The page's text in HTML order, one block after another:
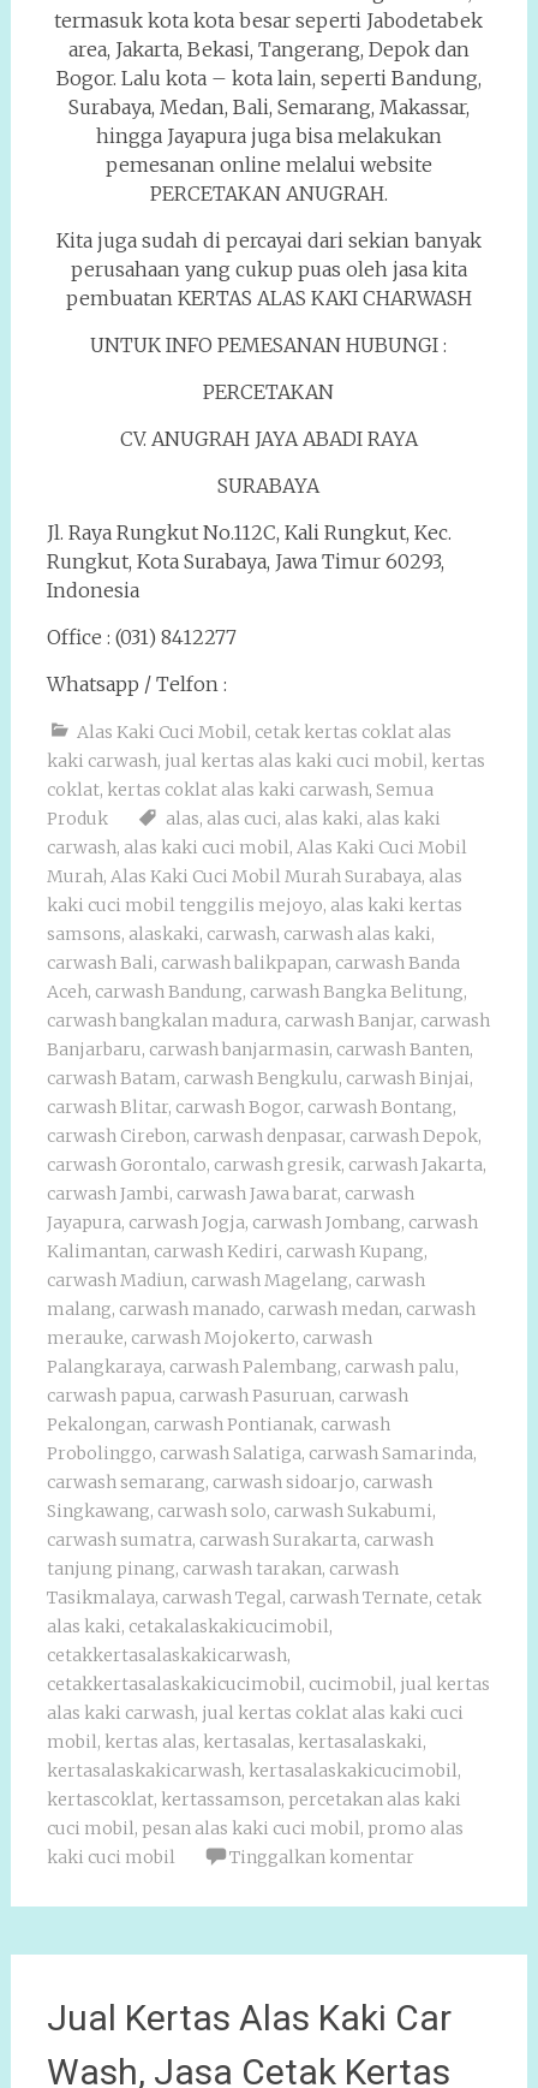
termasuk kota kota besar seperti Jabodetabek
area, Jakarta, Bekasi, Tangerang, Depok dan
Bogor. Lalu kota – kota lain, seperti Bandung,
Surabaya, Medan, Bali, Semarang, Makassar,
hingga Jayapura juga bisa melakukan
pemesanan online melalui website
PERCETAKAN ANUGRAH.
Kita juga sudah di percayai dari sekian banyak
perusahaan yang cukup puas oleh jasa kita
pembuatan KERTAS ALAS KAKI CHARWASH
UNTUK INFO PEMESANAN HUBUNGI :
PERCETAKAN
CV. ANUGRAH JAYA ABADI RAYA
SURABAYA
Jl. Raya Rungkut No.112C, Kali Rungkut, Kec.
Rungkut, Kota Surabaya, Jawa Timur 60293,
Indonesia
Office : (031) 8412277
Whatsapp / Telfon :
Alas Kaki Cuci Mobil, cetak kertas coklat alas
kaki carwash, jual kertas alas kaki cuci mobil, kertas
coklat, kertas coklat alas kaki carwash, Semua
Produk
alas, alas cuci, alas kaki, alas kaki
carwash, alas kaki cuci mobil, Alas Kaki Cuci Mobil
Murah, Alas Kaki Cuci Mobil Murah Surabaya, alas
kaki cuci mobil tenggilis mejoyo, alas kaki kertas
samsons, alaskaki, carwash, carwash alas kaki,
carwash Bali, carwash balikpapan, carwash Banda
Aceh, carwash Bandung, carwash Bangka Belitung,
carwash bangkalan madura, carwash Banjar, carwash
Banjarbaru, carwash banjarmasin, carwash Banten,
carwash Batam, carwash Bengkulu, carwash Binjai,
carwash Blitar, carwash Bogor, carwash Bontang,
carwash Cirebon, carwash denpasar, carwash Depok,
carwash Gorontalo, carwash gresik, carwash Jakarta,
carwash Jambi, carwash Jawa barat, carwash
Jayapura, carwash Jogja, carwash Jombang, carwash
Kalimantan, carwash Kediri, carwash Kupang,
carwash Madiun, carwash Magelang, carwash
malang, carwash manado, carwash medan, carwash
merauke, carwash Mojokerto, carwash
Palangkaraya, carwash Palembang, carwash palu,
carwash papua, carwash Pasuruan, carwash
Pekalongan, carwash Pontianak, carwash
Probolinggo, carwash Salatiga, carwash Samarinda,
carwash semarang, carwash sidoarjo, carwash
Singkawang, carwash solo, carwash Sukabumi,
carwash sumatra, carwash Surakarta, carwash
tanjung pinang, carwash tarakan, carwash
Tasikmalaya, carwash Tegal, carwash Ternate, cetak
alas kaki, cetakalaskakicucimobil,
cetakkertasalaskakicarwash,
cetakkertasalaskakicucimobil, cucimobil, jual kertas
alas kaki carwash, jual kertas coklat alas kaki cuci
mobil, kertas alas, kertasalas, kertasalaskaki,
kertasalaskakicarwash, kertasalaskakicucimobil,
kertascoklat, kertassamson, percetakan alas kaki
cuci mobil, pesan alas kaki cuci mobil, promo alas
kaki cuci mobil
Tinggalkan komentar
Jual Kertas Alas Kaki Car
Wash, Jasa Cetak Kertas